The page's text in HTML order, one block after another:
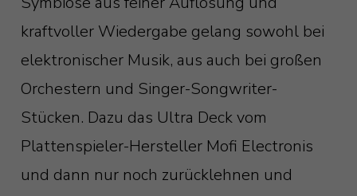
kraftvoller Wiedergabe gelang sowohl bei
elektronischer Musik, aus auch bei großen
Orchestern und Singer-Songwriter-
Stücken. Dazu das Ultra Deck vom
Plattenspieler-Hersteller Mofi Electronis
und dann nur noch zurücklehnen und